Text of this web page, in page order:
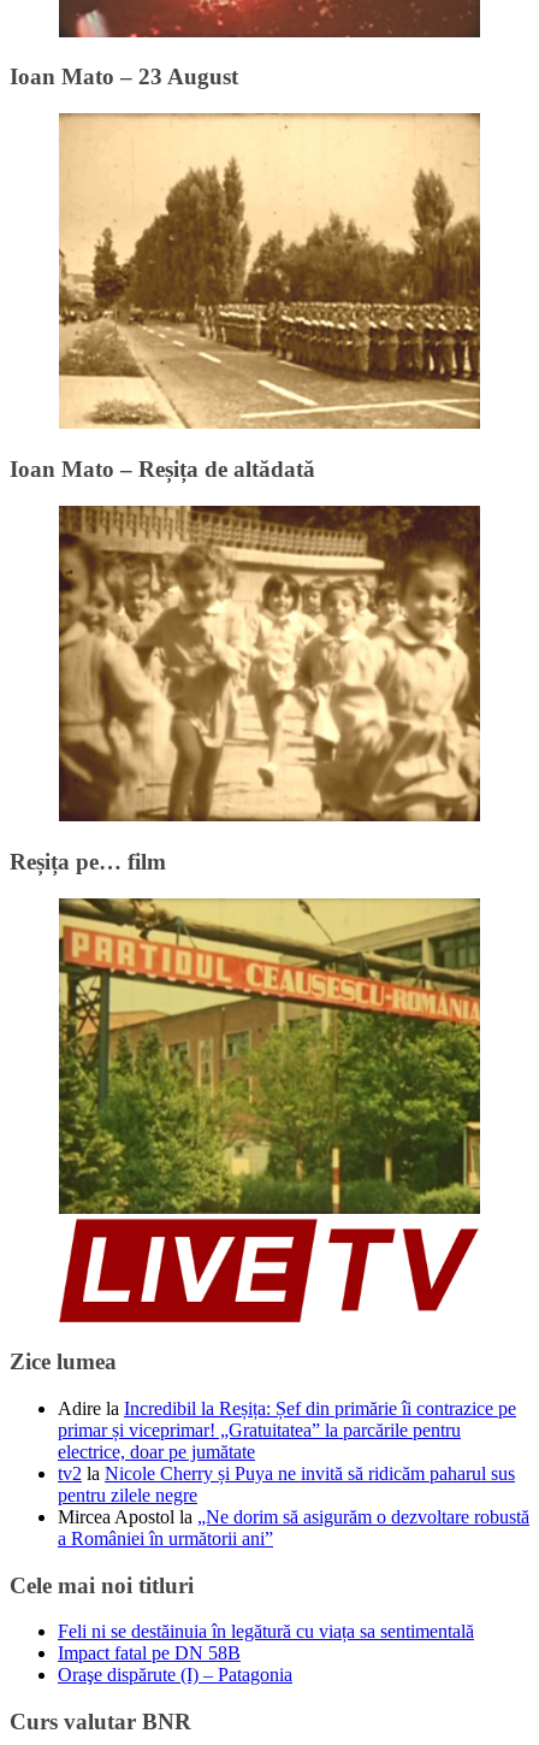
Ioan Mato – 23 August
Ioan Mato – Reșița de altădată
Reșița pe… film
Zice lumea
Adire la Incredibil la Reșița: Șef din primărie îi contrazice pe
primar și viceprimar! „Gratuitatea” la parcările pentru
electrice, doar pe jumătate
tv2 la Nicole Cherry și Puya ne invită să ridicăm paharul sus
pentru zilele negre
Mircea Apostol la „Ne dorim să asigurăm o dezvoltare robustă
a României în următorii ani”
Cele mai noi titluri
Feli ni se destăinuia în legătură cu viața sa sentimentală
Impact fatal pe DN 58B
Oraşe dispărute (I) – Patagonia
Curs valutar BNR